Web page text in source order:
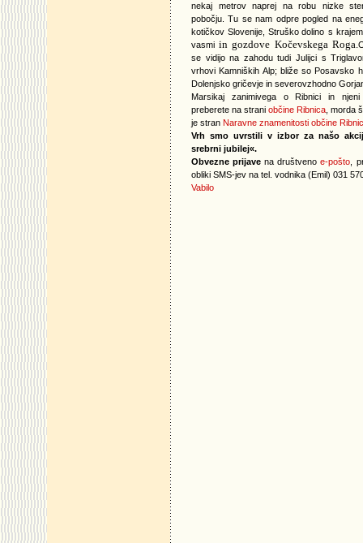
nekaj metrov naprej na robu nizke
pobočju. Tu se nam odpre pogled na
kotičkov Slovenije, Struško dolino s
vasmi in gozdove Kočevskega Roga.
se vidijo na zahodu tudi Julijci s
vrhovi Kamniških Alp; bliže so Posavsko
Dolenjsko gričevje in severovzhodno
Marsikaj zanimivega o Ribnici in
preberete na strani občine Ribnica , morda
je stran Naravne znamenitosti občine
Vrh smo uvrstili v izbor za našo
srebrni jubilej«.
Obvezne prijave na društvenoe-pošto ,
obliki SMS-jev na tel. vodnika (Emil) 031
Vabilo